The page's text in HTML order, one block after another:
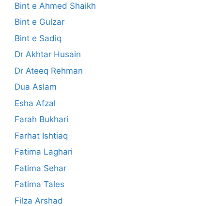
Bint e Ahmed Shaikh
Bint e Gulzar
Bint e Sadiq
Dr Akhtar Husain
Dr Ateeq Rehman
Dua Aslam
Esha Afzal
Farah Bukhari
Farhat Ishtiaq
Fatima Laghari
Fatima Sehar
Fatima Tales
Filza Arshad